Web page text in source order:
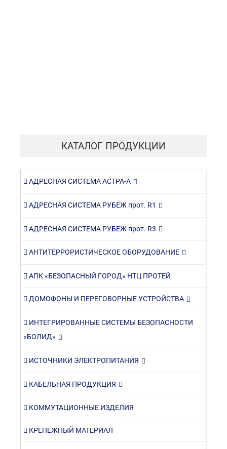
КАТАЛОГ ПРОДУКЦИИ
АДРЕСНАЯ СИСТЕМА АСТРА-А
АДРЕСНАЯ СИСТЕМА РУБЕЖ прот. R1
АДРЕСНАЯ СИСТЕМА РУБЕЖ прот. R3
АНТИТЕРРОРИСТИЧЕСКОЕ ОБОРУДОВАНИЕ
АПК «БЕЗОПАСНЫЙ ГОРОД» НТЦ ПРОТЕЙ
ДОМОФОНЫ И ПЕРЕГОВОРНЫЕ УСТРОЙСТВА
ИНТЕГРИРОВАННЫЕ СИСТЕМЫ БЕЗОПАСНОСТИ
«БОЛИД»
ИСТОЧНИКИ ЭЛЕКТРОПИТАНИЯ
КАБЕЛЬНАЯ ПРОДУКЦИЯ
КОММУТАЦИОННЫЕ ИЗДЕЛИЯ
КРЕПЕЖНЫЙ МАТЕРИАЛ